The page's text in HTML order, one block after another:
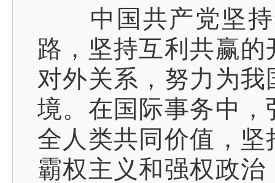
中国共产党坚持
路，坚持互利共赢
对外关系，努力为
境。在国际事务中
全人类共同价值，
霸权主义和强权政